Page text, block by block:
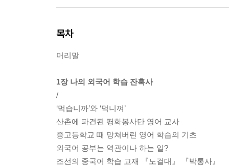
목차
머리말
1장 나의 외국어 학습 잔혹사
/
‘먹습니까’와 ‘먹니껴’
산촌에 파견된 평화봉사단 영어 교사
중고등학교 때 망쳐버린 영어 학습의 기초
외국어 공부는 역관이나 하는 일?
조선의 중국어 학습 교재 『노걸대』 『박통사』